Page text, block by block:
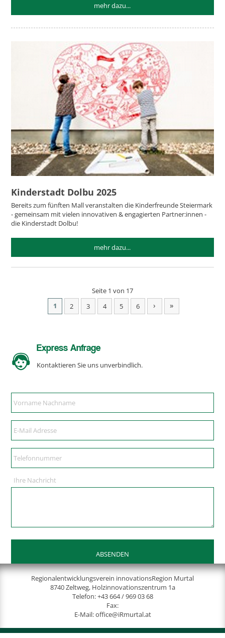
mehr dazu...
Kinderstadt Dolbu 2025
Bereits zum fünften Mall veranstalten die Kinderfreunde Steiermark
- gemeinsam mit vielen innovativen & engagierten Partner:innen -
die Kinderstadt Dolbu!
mehr dazu...
Seite 1 von 17
1
2 3 4 5 6 › »
Express Anfrage
Kontaktieren Sie uns unverbindlich.
Ihre Nachricht
Regionalentwicklungsverein innovationsRegion Murtal
8740 Zeltweg, Holzinnovationszentrum 1a
Telefon:+43 664 / 969 03 68
Fax:
E-Mail:office@iRmurtal.at